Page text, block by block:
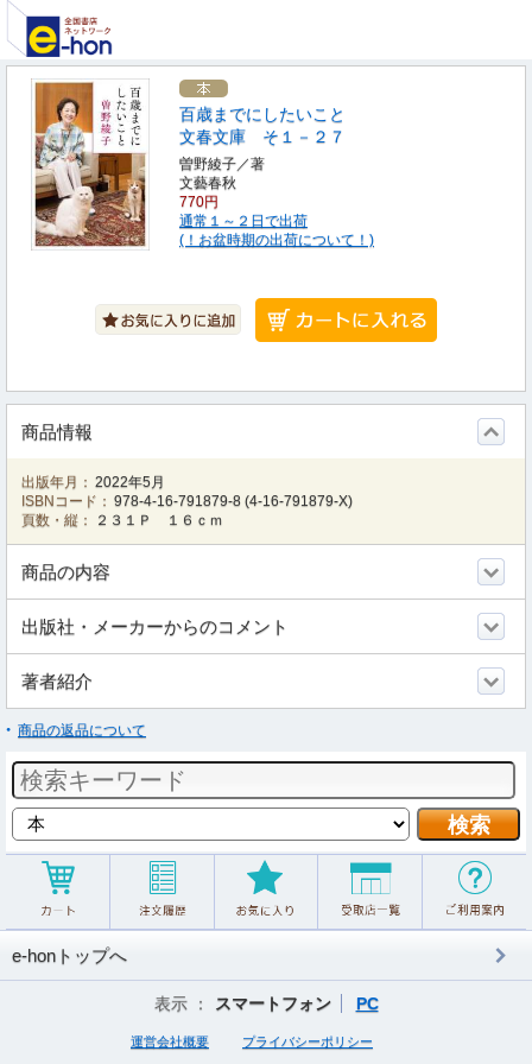
百歳までにしたいこと
文春文庫 そ１－２７
曽野綾子／著
文藝春秋
770円
通常１～２日で出荷
(！お盆時期の出荷について！)
商品情報
出版年月： 2022年5月
ISBNコード： 978-4-16-791879-8 (4-16-791879-X)
頁数・縦：
２３１Ｐ １６ｃｍ
商品の内容
出版社・メーカーからのコメント
著者紹介
商品の返品について
e-honトップへ
表示 ： スマートフォン PC
運営会社概要 プライバシーポリシー